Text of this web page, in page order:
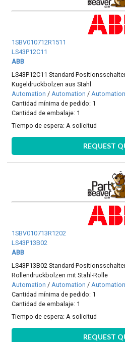
1SBV010712R1511
LS43P12C11
ABB
LS43P12C11 Standard-
Kugeldruckbolzen aus Stahl
Automation / Automation / Automation
Cantidad mínima de pedido: 1
Cantidad de embalaje: 1
Tiempo de espera:A solicitud
REQUEST
1SBV010713R1202
LS43P13B02
ABB
LS43P13B02 Standard-
Rollendruckbolzen mit Stahl-Rolle
Automation / Automation / Automation
Cantidad mínima de pedido: 1
Cantidad de embalaje: 1
Tiempo de espera: A solicitud
REQUEST